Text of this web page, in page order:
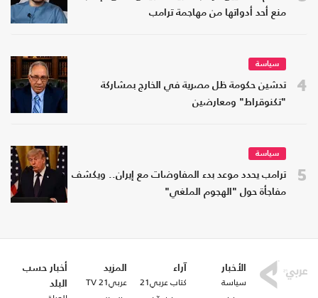
منع أحد أدواتها من مهاجمة ترامب
4
سياسة
تدشين حكومة ظل مصرية في الخارج بمشاركة
"تكنوقراط" ومعارضين
5
سياسة
ترامب يحدد موعد بدء المفاوضات مع إيران.. ويكشف
مفاجأة حول "الهجوم الملغي"
الأخبار
سياسة
آراء
كتاب عربي21
المزيد
عربي21 TV
أخبار حسب
البلد